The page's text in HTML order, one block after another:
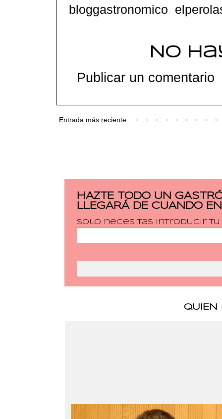
bloggastronomico
No
Publicar un comentario
Entrada más reciente
HAZTE TODO UN
LLEGARÁ DE CUANDO
Solo necesitas introducir
QUIEN